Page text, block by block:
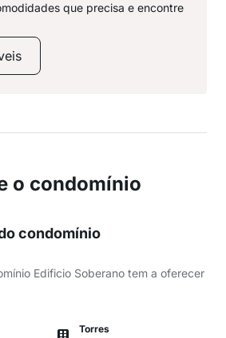
que precisa e encontre
o condomínio
condomínio
Edificio Soberano tem a oferecer
Torres